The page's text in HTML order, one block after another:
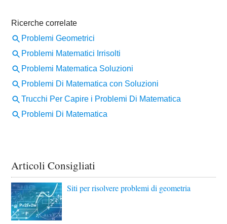
Articoli Consigliati
Siti per risolvere problemi di geometria